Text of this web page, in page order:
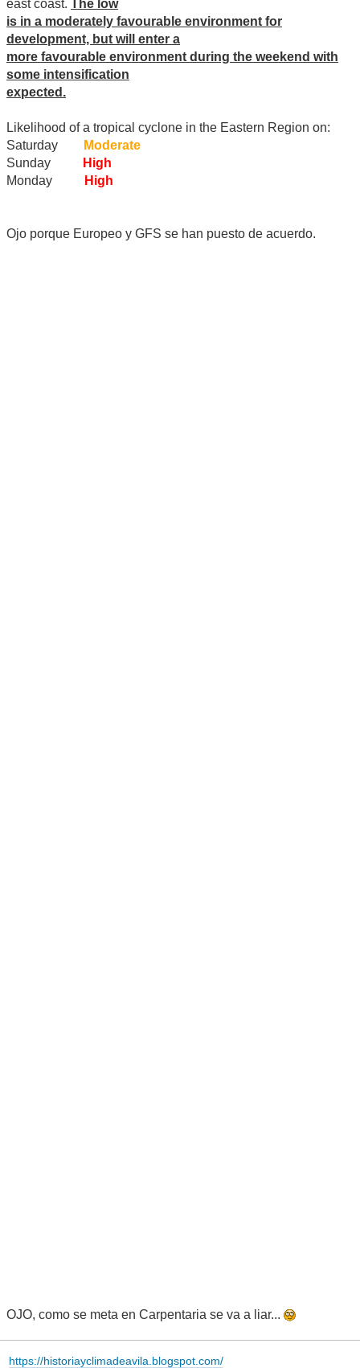
east coast.
The low
is in a moderately favourable environment for
development, but will enter a
more favourable environment during the weekend with
some intensification
expected.
Likelihood of a tropical cyclone in the Eastern Region on:
Saturday
Moderate
Sunday
High
Monday
High
Ojo porque Europeo y GFS se han puesto de acuerdo.
OJO, como se meta en Carpentaria se va a liar...
https://historiayclimadeavila.blogspot.com/